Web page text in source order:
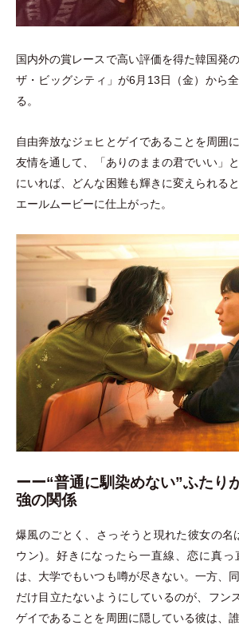
国内外の賞レースで高い評価を得た韓国発
ザ ・ ビッグシティ 」 が6月13日 （金） から
る。
自由奔放なジェヒとゲイであることを周囲
友情を通して、
「ありのままの君でいい 」
にいれば、どんな困難も輝きに変えられる
エールムービーに仕上がった。
ーー“普通に馴染めない”ふたり
強の関係
爆風のごとく、さっそうと現れた彼女の名
ウン)。好きになったら一直線、恋に真っ
は、大学でもいつも噂が尽きない。一方、
だけ目立たないようにしているのが、フン
ゲイであることを周囲に隠している彼は、